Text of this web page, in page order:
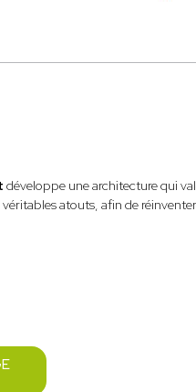
développe une architecture qui
atouts, afin de